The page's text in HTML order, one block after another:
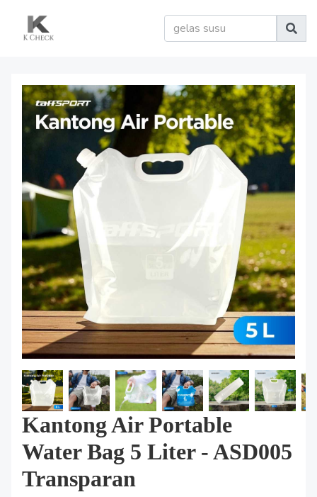
Kantong Air Portable
Water Bag 5 Liter - ASD005
Transparan